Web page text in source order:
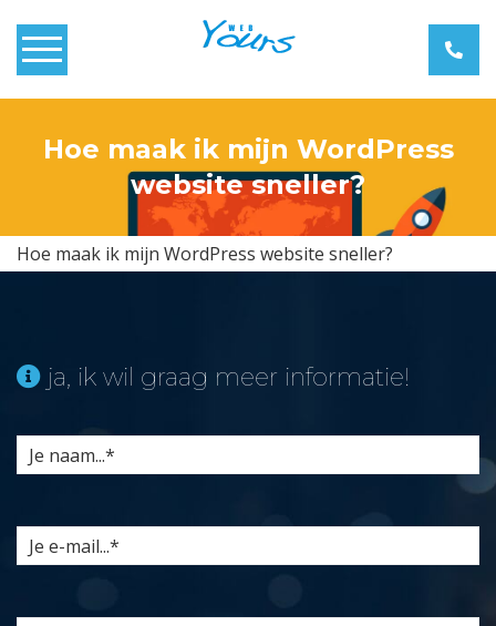
Home
Over Webyours
Webdesign
Contact
Hoe maak ik mijn WordPress
website sneller?
Hoe maak ik mijn WordPress website sneller?
ja, ik wil graag meer informatie!